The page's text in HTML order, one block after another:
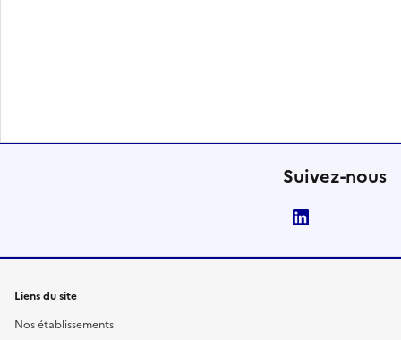
Suivez-nous
Liens du site
Nos établissements